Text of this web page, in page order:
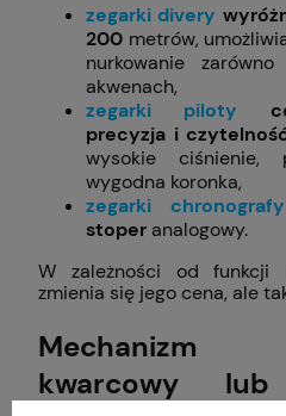
zegarki divery
200 metrów,
nurkowanie
akwenach,
zegarki piloty
precyzja i
wysokie ciśnienie,
wygodna koronka,
zegarki chronografy
stoper analogowy.
W zależności od funkcji
zmienia się jego cena, ale
Mechanizm
kwarcowy